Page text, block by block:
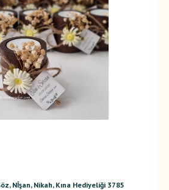
Nİşan, Nikah, Kına Hediyeliği 3785